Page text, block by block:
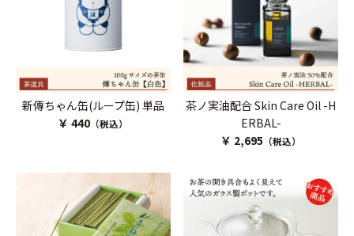
新傳ちゃん缶(ループ缶) 単品
￥ 440 （税込）
茶ノ実油配合 Skin Care Oil -H
ERBAL-
￥ 2,695 （税込）